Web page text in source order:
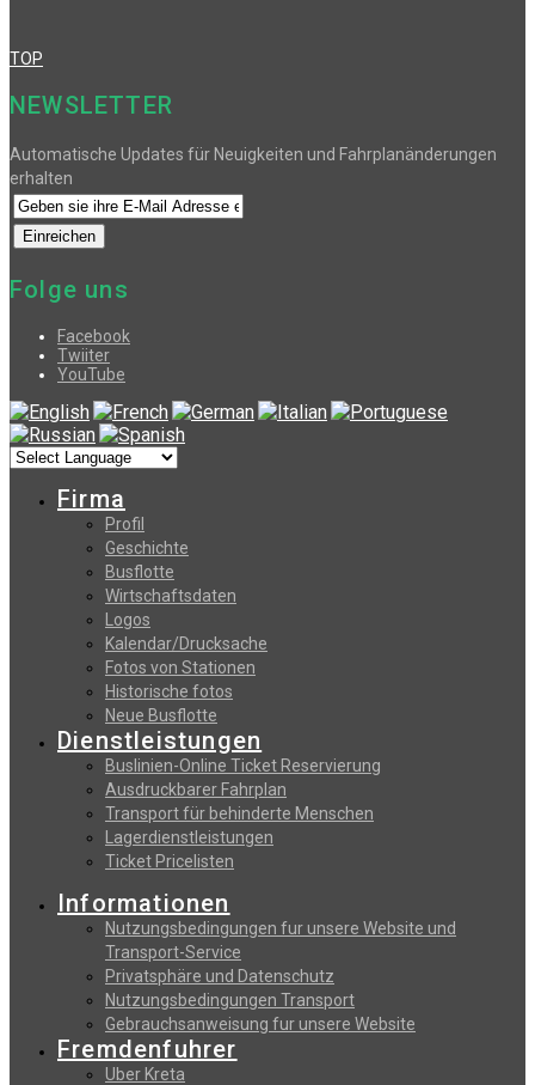
TOP
NEWSLETTER
Automatische Updates für Neuigkeiten und Fahrplanänderungen
erhalten
Folge uns
Facebook
Twiiter
YouTube
Firma
Profil
Geschichte
Busflotte
Wirtschaftsdaten
Logos
Kalendar/Drucksache
Fotos von Stationen
Historische fotos
Neue Busflotte
Dienstleistungen
Buslinien-Online Ticket Reservierung
Αusdruckbarer Fahrplan
Transport für behinderte Menschen
Lagerdienstleistungen
Ticket Pricelisten
Informationen
Nutzungsbedingungen fur unsere Website und
Transport-Service
Privatsphäre und Datenschutz
Nutzungsbedingungen Transport
Gebrauchsanweisung fur unsere Website
Fremdenfuhrer
Uber Kreta